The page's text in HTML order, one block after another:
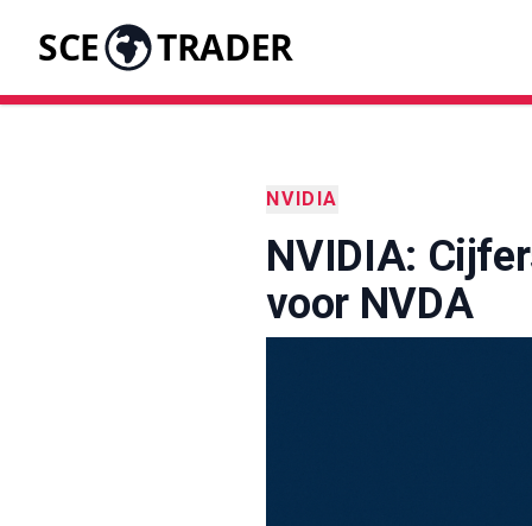
SCE TRADER
NVIDIA
NVIDIA:
voor NVDA